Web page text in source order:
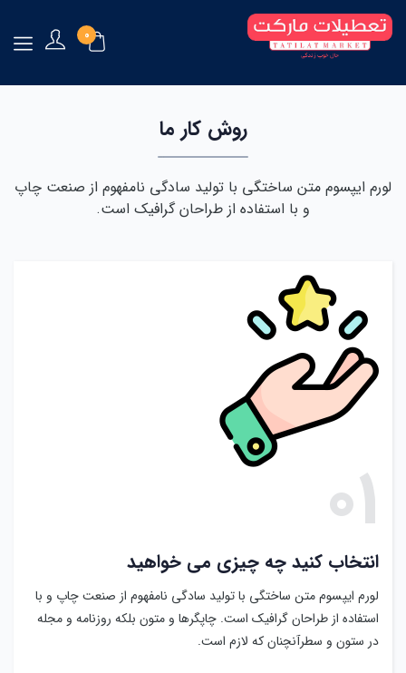
0
روش کار ما
لورم ایپسوم متن ساختگی با تولید سادگی نامفهوم از صنعت چاپ
و با استفاده از طراحان گرافیک است.
۰۱
انتخاب کنید چه چیزی می خواهید
لورم ایپسوم متن ساختگی با تولید سادگی نامفهوم از صنعت چاپ و با
استفاده از طراحان گرافیک است. چاپگرها و متون بلکه روزنامه و مجله
در ستون و سطرآنچنان که لازم است.